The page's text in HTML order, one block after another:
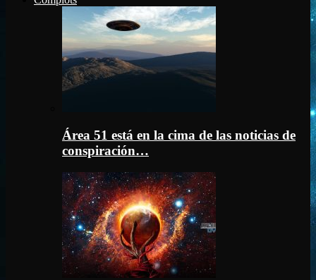
Área 51 está en la cima de las noticias de
conspiración…